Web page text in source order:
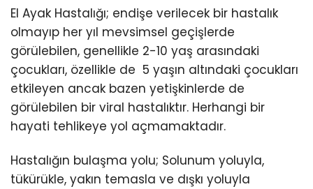
El Ayak Hastalığı; endişe verilecek bir hastalık
olmayıp her yıl mevsimsel geçişlerde
görülebilen, genellikle 2-10 yaş arasındaki
çocukları, özellikle de 5 yaşın altındaki çocukları
etkileyen ancak bazen yetişkinlerde de
görülebilen bir viral hastalıktır. Herhangi bir
hayati tehlikeye yol açmamaktadır.
Hastalığın bulaşma yolu; Solunum yoluyla,
tükürükle, yakın temasla ve dışkı yoluyla